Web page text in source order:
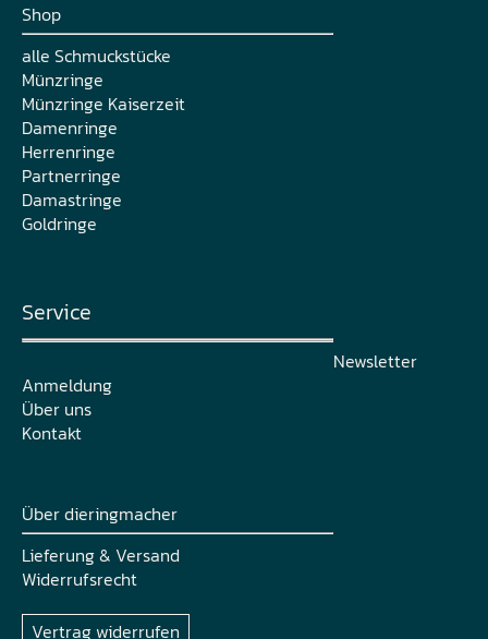
Shop
alle Schmuckstücke
Münzringe
Münzringe Kaiserzeit
Damenringe
Herrenringe
Partnerringe
Damastringe
Goldringe
Service
Newsletter
Anmeldung
Über uns
Kontakt
Über dieringmacher
Lieferung & Versand
Widerrufsrecht
Vertrag widerrufen